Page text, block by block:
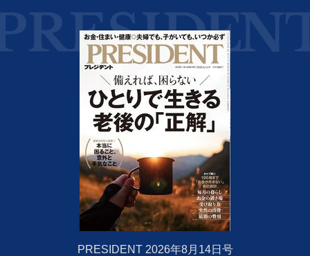
PRESIDENT 2026年8月14日号